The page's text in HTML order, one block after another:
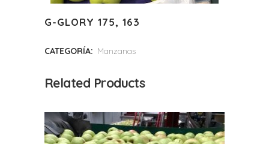
G-GLORY 175, 163
CATEGORÍA: Manzanas
Related Products